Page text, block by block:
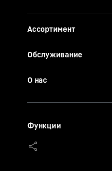
Ассортимент
Обслуживание
О нас
Функции